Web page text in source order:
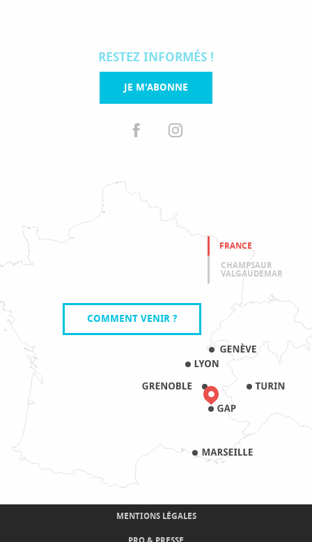
RESTEZ INFORMÉS !
JE M'ABONNE
FRANCE
CHAMPSAUR
VALGAUDEMAR
COMMENT VENIR ?
MENTIONS LÉGALES